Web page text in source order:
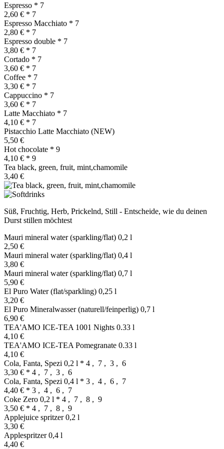
Espresso * 7
2,60 € * 7
Espresso Macchiato * 7
2,80 € * 7
Espresso double * 7
3,80 € * 7
Cortado * 7
3,60 € * 7
Coffee * 7
3,30 € * 7
Cappuccino * 7
3,60 € * 7
Latte Macchiato * 7
4,10 € * 7
Pistacchio Latte Macchiato (NEW)
5,50 €
Hot chocolate * 9
4,10 € * 9
Tea black, green, fruit, mint,chamomile
3,40 €
Süß, Fruchtig, Herb, Prickelnd, Still - Entscheide, wie du deinen
Durst stillen möchtest
Mauri mineral water (sparkling/flat) 0,2 l
2,50 €
Mauri mineral water (sparkling/flat) 0,4 l
3,80 €
Mauri mineral water (sparkling/flat) 0,7 l
5,90 €
El Puro Water (flat/sparkling) 0,25 l
3,20 €
El Puro Mineralwasser (naturell/feinperlig) 0,7 l
6,90 €
TEA'AMO ICE-TEA 1001 Nights 0.33 l
4,10 €
TEA'AMO ICE-TEA Pomegranate 0.33 l
4,10 €
Cola, Fanta, Spezi 0,2 l * 4 , 7 , 3 , 6
3,30 € * 4 , 7 , 3 , 6
Cola, Fanta, Spezi 0,4 l * 3 , 4 , 6 , 7
4,40 € * 3 , 4 , 6 , 7
Coke Zero 0,2 l * 4 , 7 , 8 , 9
3,50 € * 4 , 7 , 8 , 9
Applejuice spritzer 0,2 l
3,30 €
Applespritzer 0,4 l
4,40 €